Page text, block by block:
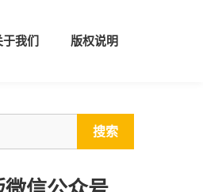
于我们 版权说明